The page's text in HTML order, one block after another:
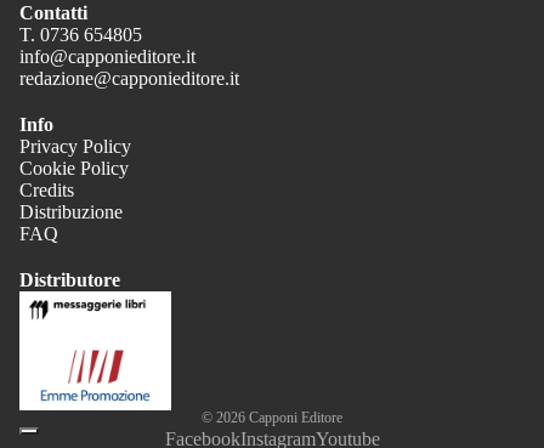
Contatti
T. 0736 654805
info@capponieditore.it
redazione@capponieditore.it
Info
Privacy Policy
Cookie Policy
Credits
Distribuzione
FAQ
Distributore
© 2026 Capponi Editore
FacebookInstagramYoutube